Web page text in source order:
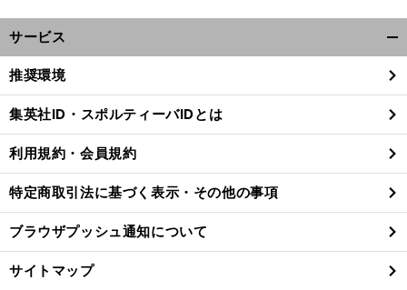
、
天
.
前
へ
サービス
閉
る
推奨環境
集英社ID・スポルティーバIDとは
利用規約・会員規約
特定商取引法に基づく表示・その他の事項
ブラウザプッシュ通知について
サイトマップ